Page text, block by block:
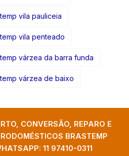
vila pauliceia
vila penteado
várzea da barra funda
várzea de baixo
CONVERSÃO, REPARO E
BRASTEMP
11 97410-0311